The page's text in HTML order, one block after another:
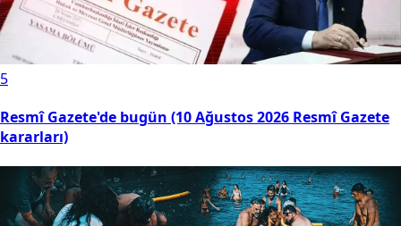
5
Resmî Gazete'de bugün (10 Ağustos 2026 Resmî Gazete
kararları)